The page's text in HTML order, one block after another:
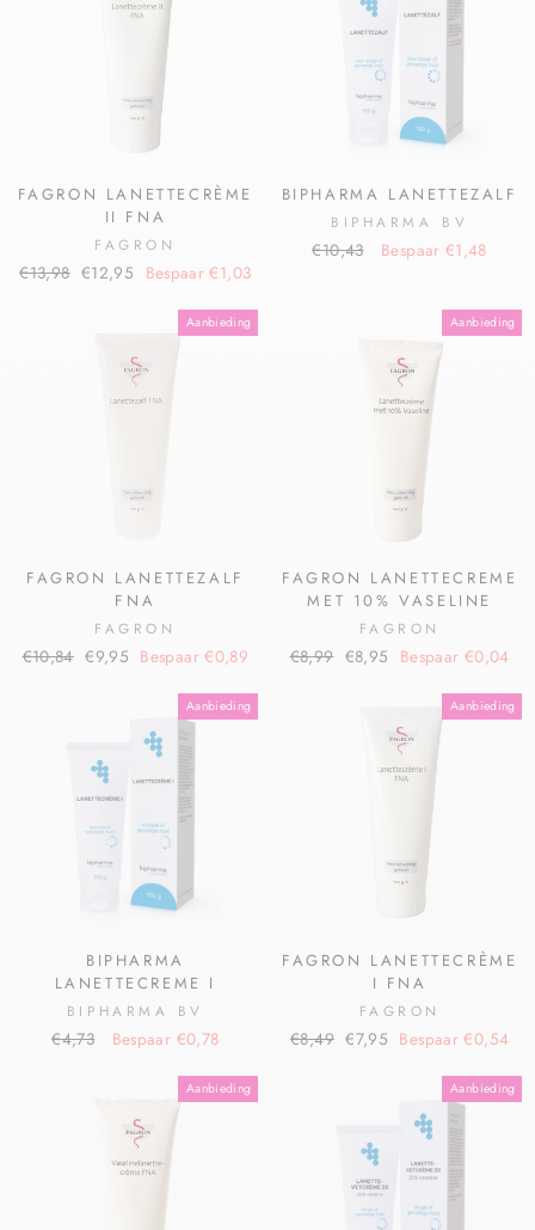
FAGRON LANETTECRÈME
II FNA
FAGRON
€13,98 €12,95 Bespaar €1,03
BIPHARMA LANETTEZALF
BIPHARMA BV
€10,43 Bespaar €1,48
Aanbieding
FAGRON LANETTEZALF
FNA
FAGRON
€10,84 €9,95 Bespaar €0,89
Aanbieding
FAGRON LANETTECREME
MET 10% VASELINE
FAGRON
€8,99 €8,95 Bespaar €0,04
Aanbieding
BIPHARMA
LANETTECREME I
BIPHARMA BV
€4,73 Bespaar €0,78
Aanbieding
FAGRON LANETTECRÈME
I FNA
FAGRON
€8,49 €7,95 Bespaar €0,54
Aanbieding Aanbieding